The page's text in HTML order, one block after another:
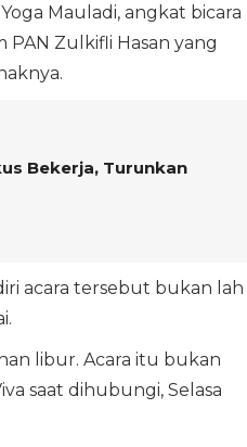
Mauladi, angkat bicara
Zulkifli Hasan yang
Bekerja, Turunkan
acara tersebut bukan lah
libur. Acara itu bukan
saat dihubungi, Selasa